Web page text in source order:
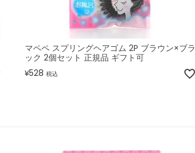
マペペ スプリングヘアゴム 2P ブラウン×ブラ
ック 2個セット 正規品 ギフト可
¥528 税込